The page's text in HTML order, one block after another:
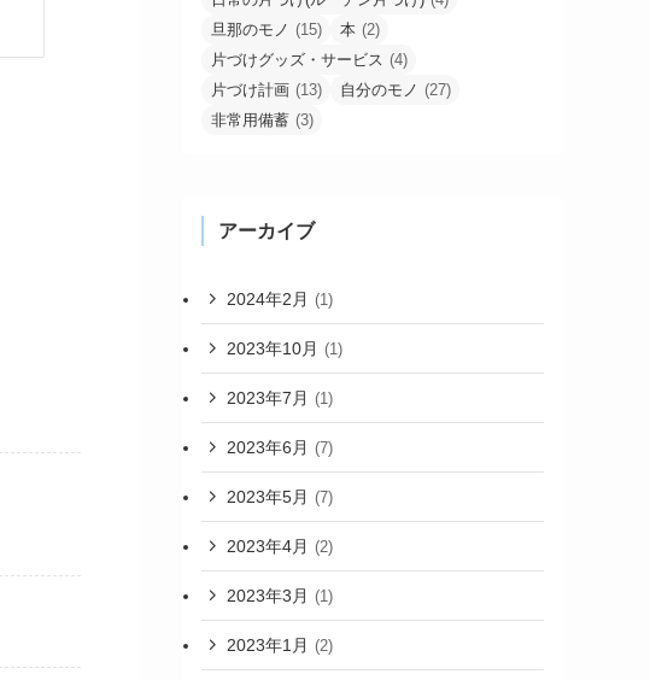
旦那のモノ (15) 本 (2)
片づけグッズ・サービス (4)
片づけ計画 (13) 自分のモノ (27)
非常用備蓄 (3)
アーカイブ
2024年2月 (1)
2023年10月 (1)
2023年7月 (1)
2023年6月 (7)
2023年5月 (7)
2023年4月 (2)
2023年3月 (1)
2023年1月 (2)